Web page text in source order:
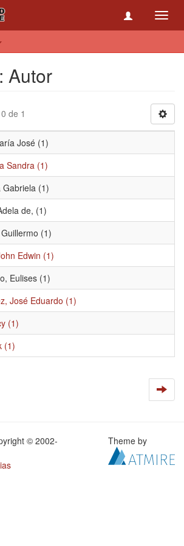
Autor
de 1
José (1)
Sandra (1)
(1)
de, (1)
(1)
Edwin (1)
Eulises (1)
José Eduardo (1)
(1)
(1)
© 2002-
Theme by